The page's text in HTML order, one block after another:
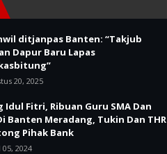
ditjanpas Banten: “Takjub
Dapur Baru Lapas
20, 2025
Idul Fitri, Ribuan Guru SMA Dan
Banten Meradang, Tukin Dan THR
Pihak Bank
2024